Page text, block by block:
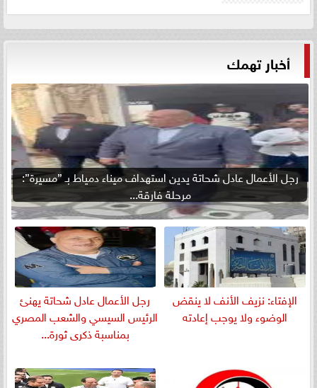
أخبار تهمك
رجل الأعمال عادل شحاتة يدين استهداف ميناء دمياط بـ ”مسيرة”:
مرحلة فارقة...
الإفتاء: نزيف الأنف لا ينقض
الوضوء ولا يوجب إعادته
رجل الأعمال عادل شحاتة يهنئ
الرئيس السيسي والشعب المصري
بمناسبة ذكرى ثورة...